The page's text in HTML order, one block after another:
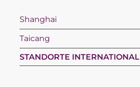
Shanghai
Taicang
STANDORTE INTERNATIONAL